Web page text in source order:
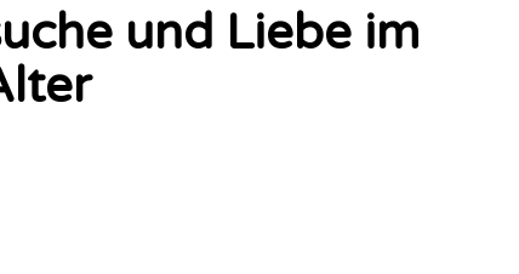
und Liebe im